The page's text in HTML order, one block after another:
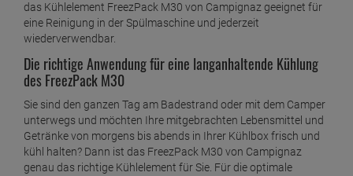
das Kühlelement FreezPack M30 von Campignaz geeignet für
eine Reinigung in der Spülmaschine und jederzeit
wiederverwendbar.
Die richtige Anwendung für eine langanhaltende Kühlung
des FreezPack M30
Sie sind den ganzen Tag am Badestrand oder mit dem Camper
unterwegs und möchten Ihre mitgebrachten Lebensmittel und
Getränke von morgens bis abends in Ihrer Kühlbox frisch und
kühl halten? Dann ist das FreezPack M30 von Campignaz
genau das richtige Kühlelement für Sie. Für die optimale